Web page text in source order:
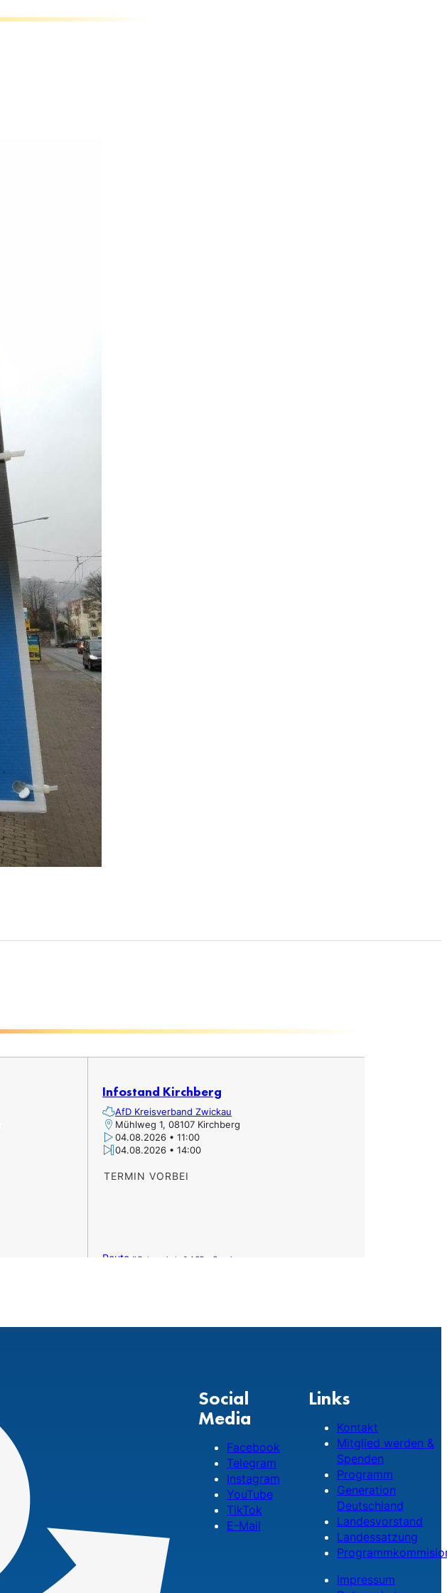
Infostand Kirchberg
AfD Kreisverband Zwickau
Mühlweg 1, 08107 Kirchberg
04.08.2026 • 11:00
04.08.2026 • 14:00
TERMIN VORBEI
Route »Datenschutz & AGB – Google
Social
Media
Facebook
Telegram
Instagram
YouTube
TikTok
E-Mail
Links
Kontakt
Mitglied werden &
Spenden
Programm
Generation
Deutschland
Landesvorstand
Landessatzung
Impressum